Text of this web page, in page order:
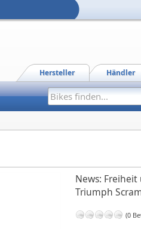
Händler
Hersteller
News:
Triumph
(0